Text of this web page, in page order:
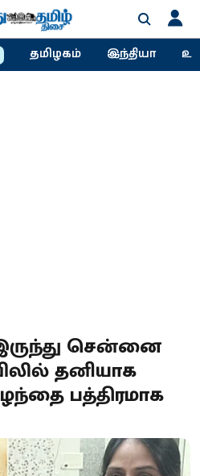
தமிழகம் இந்தியா
சென்னை
தனியாக
பத்திரமாக